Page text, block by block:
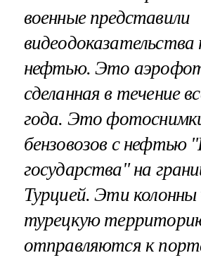
военные представили
видеодоказательства
нефтью. Это
сделанная в течение
года. Это
бензовозов с нефтью
государства" на
Турцией. Эти колонны
турецкую
отправляются к